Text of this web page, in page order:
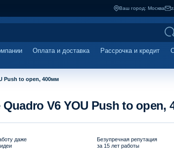
Ваш город: Москва
Оплата и доставка Рассрочка и кредит
Push to open, 400мм
V6 YOU Push to open,
даже
Безупречная репутация
за 15 лет работы